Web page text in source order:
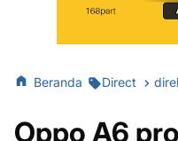
Beranda Direct
Oppo A6